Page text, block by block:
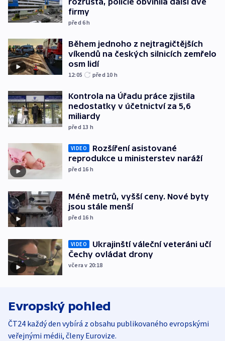
firmy
před 6h
Během jednoho z nejtragičtějších
víkendů na českých silnicích zemřelo
osm lidí
12:05 před 10 h
Kontrola na Úřadu práce zjistila
nedostatky v účetnictví za 5,6
miliardy
před 13 h
VIDEO
Rozšíření asistované
reprodukce u ministerstev naráží
před 16 h
Méně metrů, vyšší ceny. Nové byty
jsou stále menší
před 16 h
VIDEO
Ukrajinští váleční veteráni učí
Čechy ovládat drony
včera v 20:18
Evropský pohled
ČT24 každý den vybírá z obsahu publikovaného evropskými
veřejnými médii, členy Eurovize.